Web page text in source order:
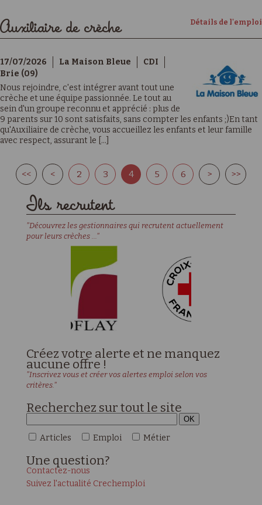
Détails de l'emploi
Auxiliaire de crèche
17/07/2026 La Maison Bleue
CDI
Brie (09)
Nous rejoindre, c'est intégrer avant tout une
crèche et une équipe passionnée. Le tout au
sein d'un groupe reconnu et apprécié : plus de
9 parents sur 10 sont satisfaits, sans compter les enfants ;)En tant
qu'Auxiliaire de crèche, vous accueillez les enfants et leur famille
avec respect, assurant le [...]
<< < 2 3 4 5 6 > >>
Ils recrutent
"Découvrez les gestionnaires qui recrutent actuellement
pour leurs crèches ..."
Créez votre alerte et ne manquez
aucune offre !
"Inscrivez vous et créer vos alertes emploi selon vos
critères."
Recherchez sur tout le site
Articles Emploi Métier
Une question?
Contactez-nous
Suivez l'actualité Crechemploi